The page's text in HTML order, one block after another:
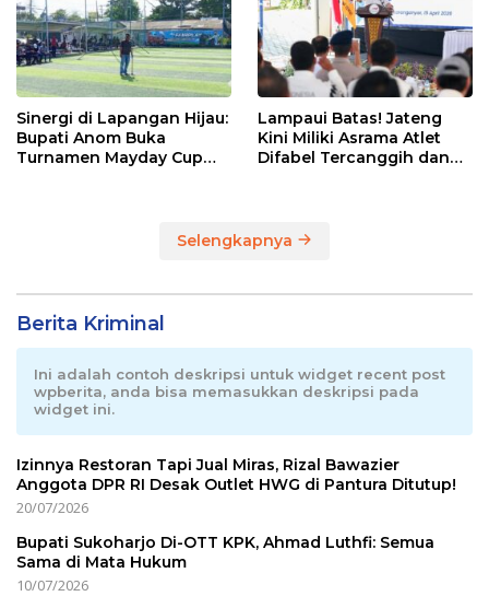
Sinergi di Lapangan Hijau:
Bupati Anom Buka
Turnamen Mayday Cup
Lampaui Batas! Jateng
Kini Miliki Asrama Atlet
Difabel Tercanggih dan
Selengkapnya
Berita Kriminal
Ini adalah contoh deskripsi untuk widget recent post
wpberita, anda bisa memasukkan deskripsi pada
widget ini.
Izinnya Restoran Tapi Jual Miras, Rizal Bawazier
Anggota DPR RI Desak Outlet HWG di Pantura Ditutup!
20/07/2026
Bupati Sukoharjo Di-OTT KPK, Ahmad Luthfi: Semua
Sama di Mata Hukum
10/07/2026